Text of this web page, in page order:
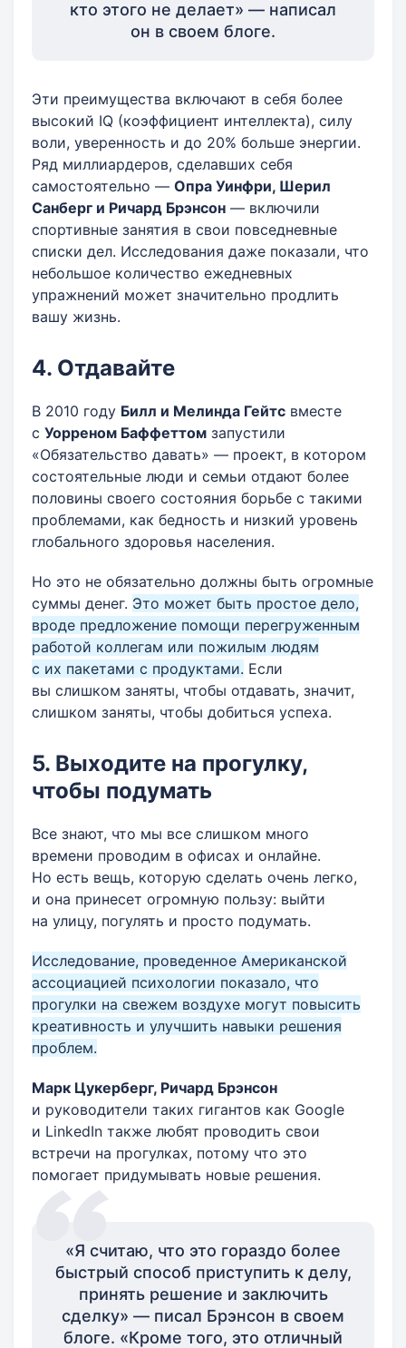
кто этого не делает» — написал
он в своем блоге.
Эти преимущества включают в себя более
высокий IQ (коэффициент интеллекта), силу
воли, уверенность и до 20% больше энергии.
Ряд миллиардеров, сделавших себя
самостоятельно — Опра Уинфри, Шерил
Санберг и Ричард Брэнсон — включили
спортивные занятия в свои повседневные
списки дел. Исследования даже показали, что
небольшое количество ежедневных
упражнений может значительно продлить
вашу жизнь.
4. Отдавайте
В 2010 году Билл и Мелинда Гейтс вместе
с Уорреном Баффеттом запустили
«Обязательство давать» — проект, в котором
состоятельные люди и семьи отдают более
половины своего состояния борьбе с такими
проблемами, как бедность и низкий уровень
глобального здоровья населения.
Но это не обязательно должны быть огромные
суммы денег. Это может быть простое дело,
вроде предложение помощи перегруженным
работой коллегам или пожилым людям
с их пакетами с продуктами. Если
вы слишком заняты, чтобы отдавать, значит,
слишком заняты, чтобы добиться успеха.
5. Выходите на прогулку,
чтобы подумать
Все знают, что мы все слишком много
времени проводим в офисах и онлайне.
Но есть вещь, которую сделать очень легко,
и она принесет огромную пользу: выйти
на улицу, погулять и просто подумать.
Исследование, проведенное Американской
ассоциацией психологии показало, что
прогулки на свежем воздухе могут повысить
креативность и улучшить навыки решения
проблем.
Марк Цукерберг, Ричард Брэнсон
и руководители таких гигантов как Google
и LinkedIn также любят проводить свои
встречи на прогулках, потому что это
помогает придумывать новые решения.
«Я считаю, что это гораздо более
быстрый способ приступить к делу,
принять решение и заключить
сделку» — писал Брэнсон в своем
блоге. «Кроме того, это отличный